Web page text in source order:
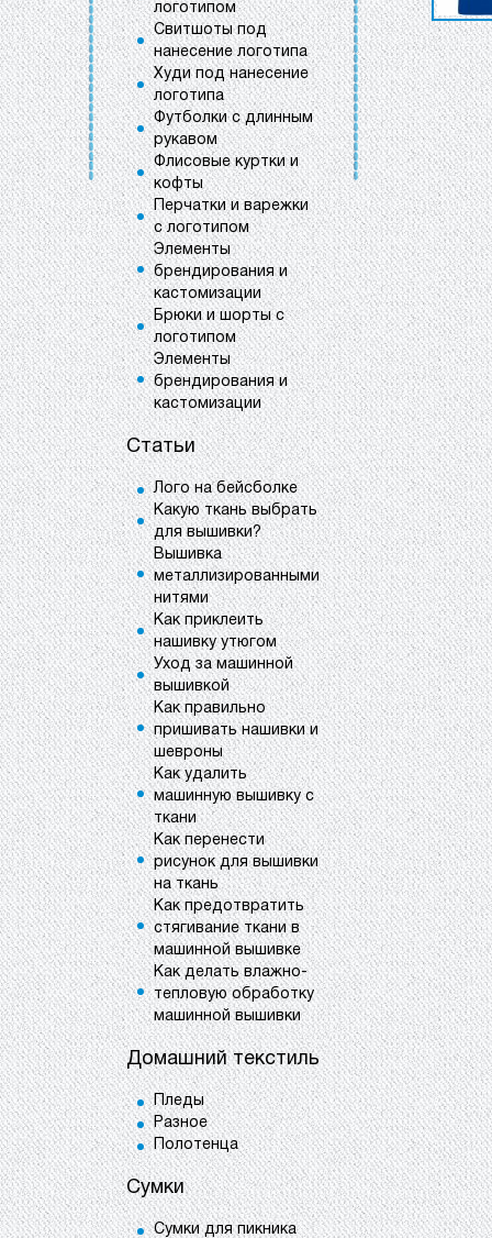
логотипом
Свитшоты под
нанесение логотипа
Худи под нанесение
логотипа
Футболки с длинным
рукавом
Флисовые куртки и
кофты
Перчатки и варежки
с логотипом
Элементы
брендирования и
кастомизации
Брюки и шорты с
логотипом
Элементы
брендирования и
кастомизации
Статьи
Лого на бейсболке
Какую ткань выбрать
для вышивки?
Вышивка
металлизированными
нитями
Как приклеить
нашивку утюгом
Уход за машинной
вышивкой
Как правильно
пришивать нашивки и
шевроны
Как удалить
машинную вышивку с
ткани
Как перенести
рисунок для вышивки
на ткань
Как предотвратить
стягивание ткани в
машинной вышивке
Как делать влажно-
тепловую обработку
машинной вышивки
Домашний текстиль
Пледы
Разное
Полотенца
Сумки
Сумки для пикника